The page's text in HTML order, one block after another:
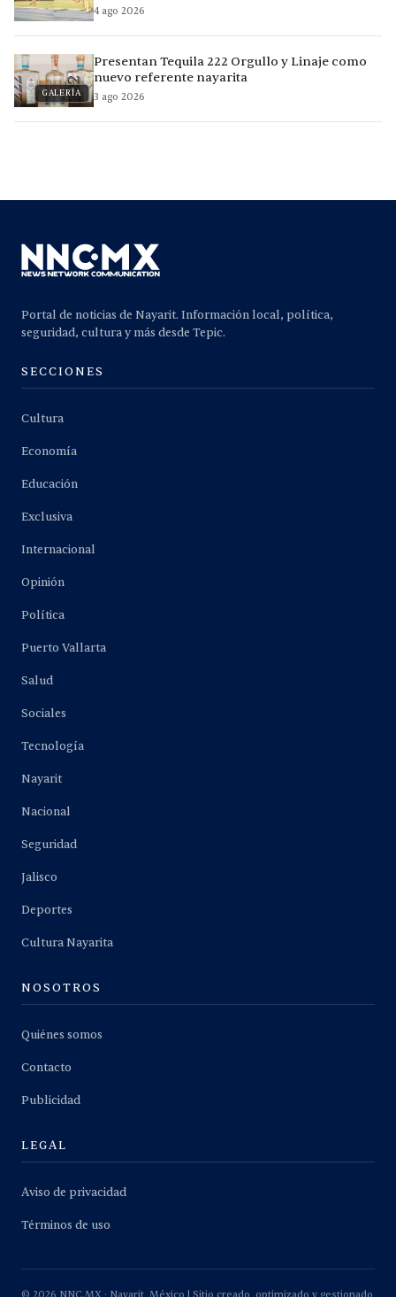
4 ago 2026
GALERÍA
Presentan Tequila 222 Orgullo y Linaje como
nuevo referente nayarita
3 ago 2026
Portal de noticias de Nayarit. Información local, política,
seguridad, cultura y más desde Tepic.
SECCIONES
Cultura
Economía
Educación
Exclusiva
Internacional
Opinión
Política
Puerto Vallarta
Salud
Sociales
Tecnología
Nayarit
Nacional
Seguridad
Jalisco
Deportes
Cultura Nayarita
NOSOTROS
Quiénes somos
Contacto
Publicidad
LEGAL
Aviso de privacidad
Términos de uso